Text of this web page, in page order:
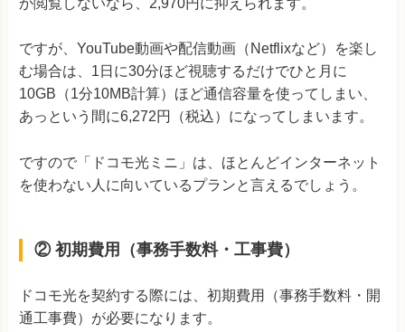
ですが、YouTube動画や配信動画（Netflixなど）を楽し
む場合は、1日に30分ほど視聴するだけでひと月に
10GB（1分10MB計算）ほど通信容量を使ってしまい、
あっという間に6,272円（税込）になってしまいます。
ですので「ドコモ光ミニ」は、ほとんどインターネット
を使わない人に向いているプランと言えるでしょう。
② 初期費用（事務手数料・工事費）
ドコモ光を契約する際には、初期費用（事務手数料・開
通工事費）が必要になります。